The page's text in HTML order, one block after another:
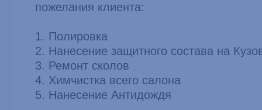
пожелания клиента:
1. Полировка
2. Нанесение защитного состава на
3. Ремонт сколов
4. Химчистка всего салона
5. Нанесение Антидождя